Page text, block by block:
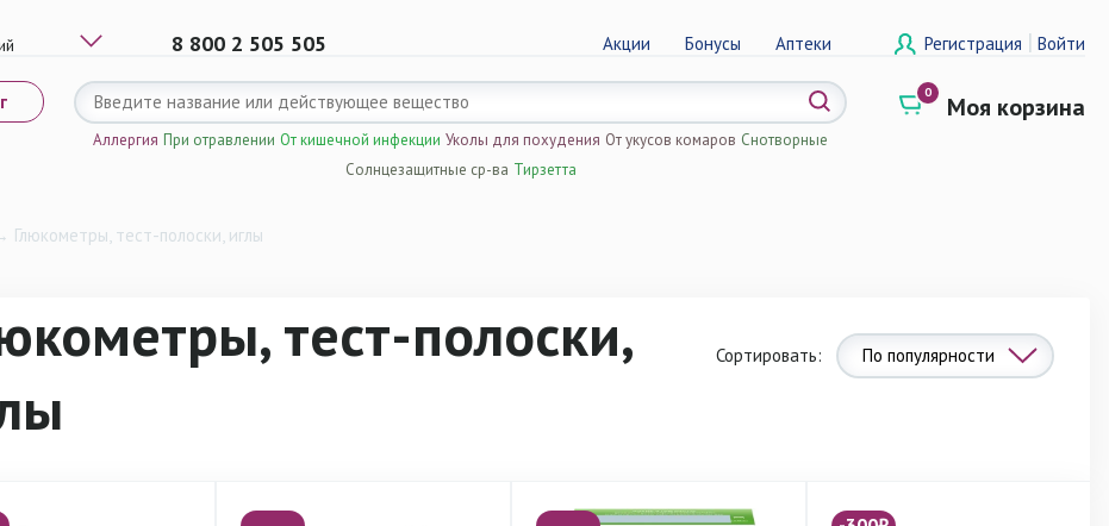
8 800 2 505 505 Акции Бонусы Аптеки Регистрация | Войти
0 Моя корзина
Аллергия При отравлении От кишечной инфекции Уколы для похудения От укусов комаров Снотворные
Солнцезащитные ср-ва Тирзетта
Глюкометры, тест-полоски, иглы
Сортировать: По популярности
тест-полоски,